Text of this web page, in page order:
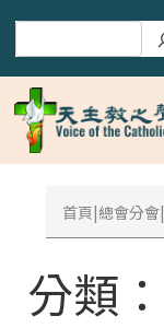
首頁 總會分會
分類：